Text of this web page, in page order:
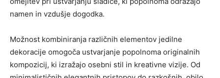
namen in vzdušje dogodka.
Možnost kombiniranja različnih elementov jedilne
dekoracije omogoča ustvarjanje popolnoma originalnih
kompozicij, ki izražajo osebni stil in kreativne vizije. Od